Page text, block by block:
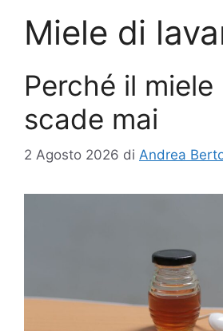
Miele di
Perché il miele
scade mai
2 Agosto 2026 di Andrea